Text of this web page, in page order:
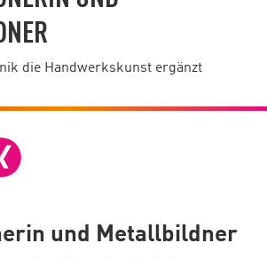
die Handwerkskunst ergänzt
und Metallbildner